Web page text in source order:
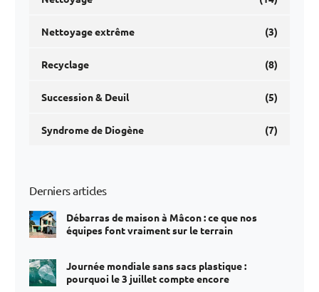
Nettoyage extrême (3)
Recyclage (8)
Succession & Deuil (5)
Syndrome de Diogène (7)
Derniers articles
Débarras de maison à Mâcon : ce que nos
équipes font vraiment sur le terrain
Journée mondiale sans sacs plastique :
pourquoi le 3 juillet compte encore